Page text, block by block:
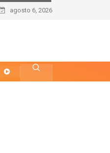
agosto 6, 2026